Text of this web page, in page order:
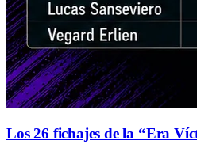
Los 26 fichajes de la “Era